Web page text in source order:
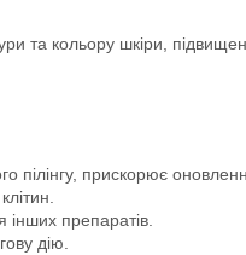
та кольору шкіри,
пілінгу, прискорює
препаратів.
дію.